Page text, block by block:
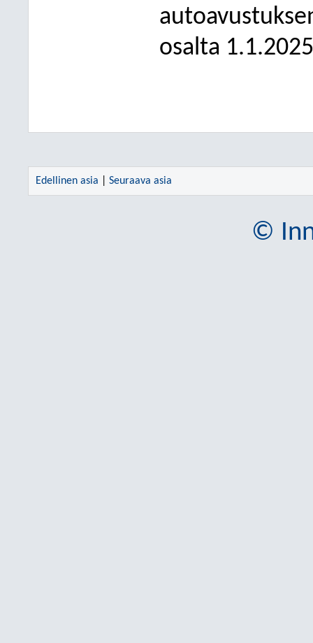
osalta
Edellinen asia Seuraava asia
©